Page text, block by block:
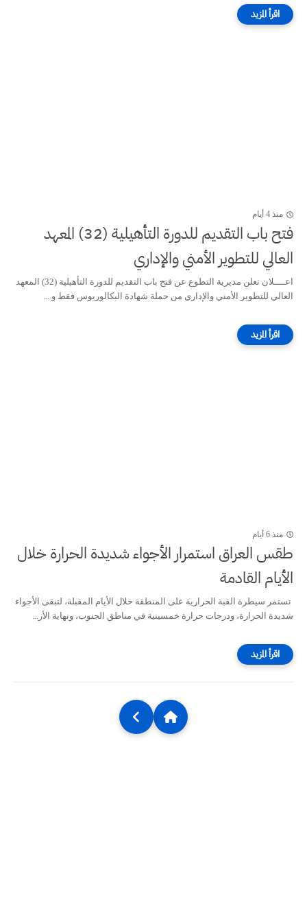
منذ 4 أيام
فتح باب التقديم للدورة التأهيلية (32) المعهد
العالي للتطوير الأمني والإداري
اعــــلان تعلن مديرية التطوع عن فتح باب التقديم للدورة التأهيلية (32) المعهد
العالي للتطوير الأمني والإداري من حملة شهادة البكالوريوس فقط و ...
منذ 6 أيام
طقس العراق ‏استمرار الأجواء شديدة الحرارة خلال
الأيام القادمة
‏تستمر سيطرة القبة الحرارية على المنطقة خلال الأيام المقبلة، لتبقى الأجواء
شديدة الحرارة، ودرجات حرارة خمسينية في مناطق الجنوب، ونهاية الأر...